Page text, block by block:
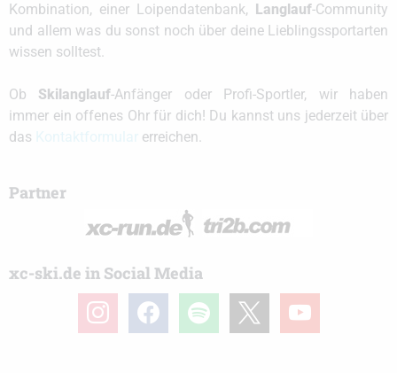
Kombination, einer Loipendatenbank,
Langlauf-Community
und allem was du sonst noch über deine Lieblingssportarten
wissen solltest.
Ob Skilanglauf-Anfänger oder Profi-Sportler, wir haben
immer ein offenes Ohr für dich! Du kannst uns jederzeit über
das
erreichen.
Partner
xc-ski.de in Social Media
instagramfacebook spotify youtube